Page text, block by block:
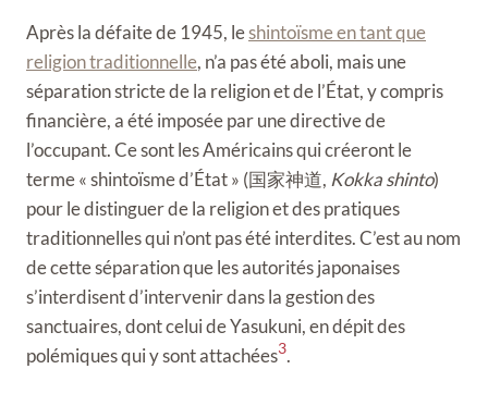
Après la défaite de 1945, leshintoïsme en tant que
religion traditionnelle, n’a pas été aboli, mais une
séparation stricte de la religion et de l’État, y compris
financière, a été imposée par une directive de
l’occupant. Ce sont les Américains qui créeront le
terme « shintoïsme d’État » (国家神道, Kokka shinto)
pour le distinguer de la religion et des pratiques
traditionnelles qui n’ont pas été interdites. C’est au nom
de cette séparation que les autorités japonaises
s’interdisent d’intervenir dans la gestion des
sanctuaires, dont celui de Yasukuni, en dépit des
polémiques qui y sont attachées3.